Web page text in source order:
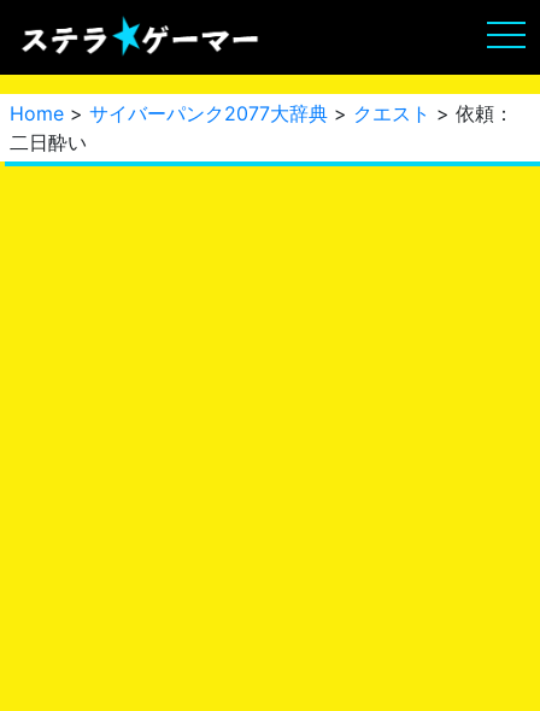
Home > サイバーパンク2077大辞典 > クエスト > 依頼：
二日酔い